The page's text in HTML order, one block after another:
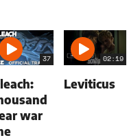
37
war
02:19
Leviticus